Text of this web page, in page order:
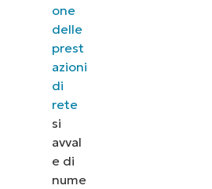
one
delle
prest
azioni
di
rete
si
avval
e di
nume